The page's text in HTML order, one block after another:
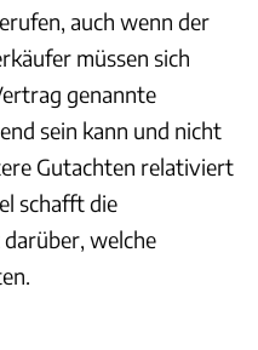
auch wenn der
müssen sich
genannte
sein kann und nicht
Gutachten relativiert
schafft die
welche